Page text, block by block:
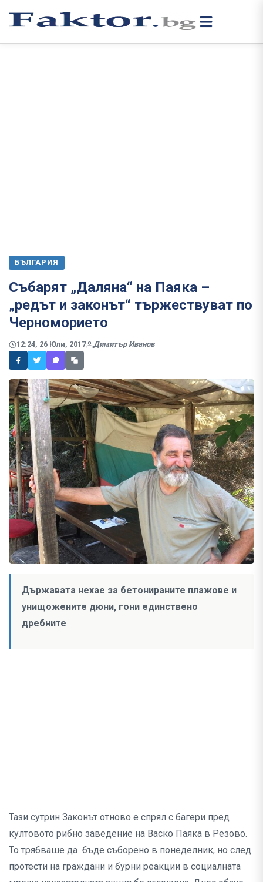
БЪЛГАРИЯ
Събарят „Даляна“ на Паяка –
„редът и законът“ тържествуват по
Черноморието
12:24, 26 Юли, 2017 Димитър Иванов
Държавата нехае за бетонираните плажове и
унищожените дюни, гони единствено
дребните
Тази сутрин Законът отново е спрял с багери пред
култовото рибно заведение на Васко Паяка в Резово.
То трябваше да бъде съборено в понеделник, но след
протести на граждани и бурни реакции в социалната